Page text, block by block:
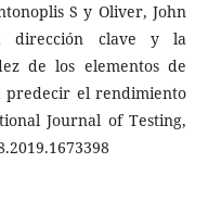
S y Oliver, John
dirección clave y la
de los elementos de
predecir el rendimiento
Journal of Testing,